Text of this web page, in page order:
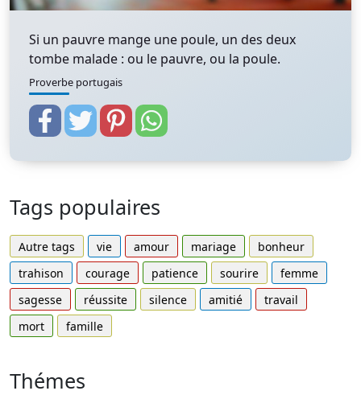
Si un pauvre mange une poule, un des deux
tombe malade : ou le pauvre, ou la poule.
Proverbe portugais
Tags populaires
Autre tags vie amour mariage
bonheur
trahison
courage patience sourire
femme
sagesse
réussite silence amitié
travail
mort
famille
Thémes